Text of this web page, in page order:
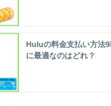
Huluの料金支払い方法
に最適なのはどれ？